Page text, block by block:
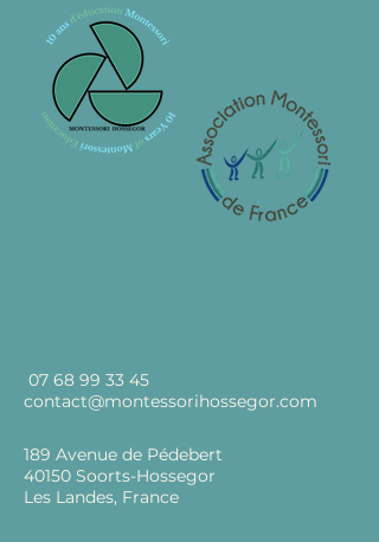
07 68 99 33 45
contact@montessorihossegor.com
189 Avenue de Pédebert
40150 Soorts-Hossegor
Les Landes, France